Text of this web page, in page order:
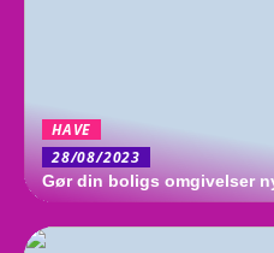
HAVE
28/08/2023
Gør din boligs omgivelser